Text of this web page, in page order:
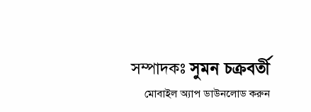
সম্পাদকঃসুমন চক্রবর্তী
মোবাইল অ্যাপ ডাউনলোড করুন